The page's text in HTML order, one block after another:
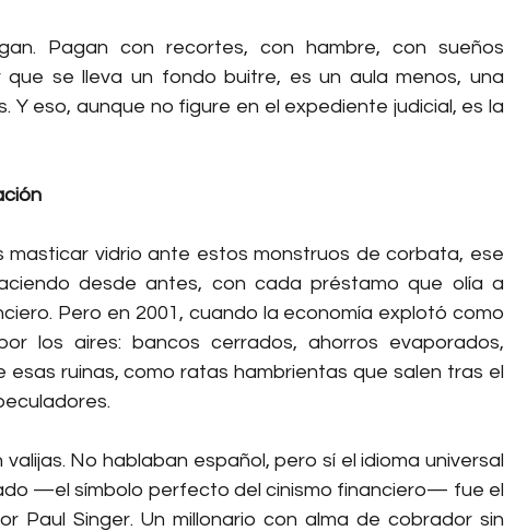
Pagan con recortes, con hambre, con sueños
se lleva un fondo buitre, es un aula menos, una
Y eso, aunque no figure en el expediente judicial, es la
masticar vidrio ante estos monstruos de corbata, ese
desde antes, con cada préstamo que olía a
Pero en 2001, cuando la economía explotó como
los aires: bancos cerrados, ahorros evaporados,
ruinas, como ratas hambrientas que salen tras el
No hablaban español, pero sí el idioma universal
—el símbolo perfecto del cinismo financiero— fue el
Paul Singer. Un millonario con alma de cobrador sin